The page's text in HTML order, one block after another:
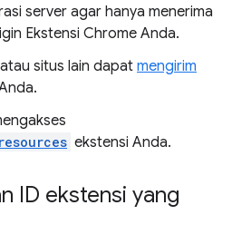
server agar hanya menerima
Ekstensi Chrome Anda.
situs lain dapat mengirim
ekstensi Anda.
ID ekstensi yang